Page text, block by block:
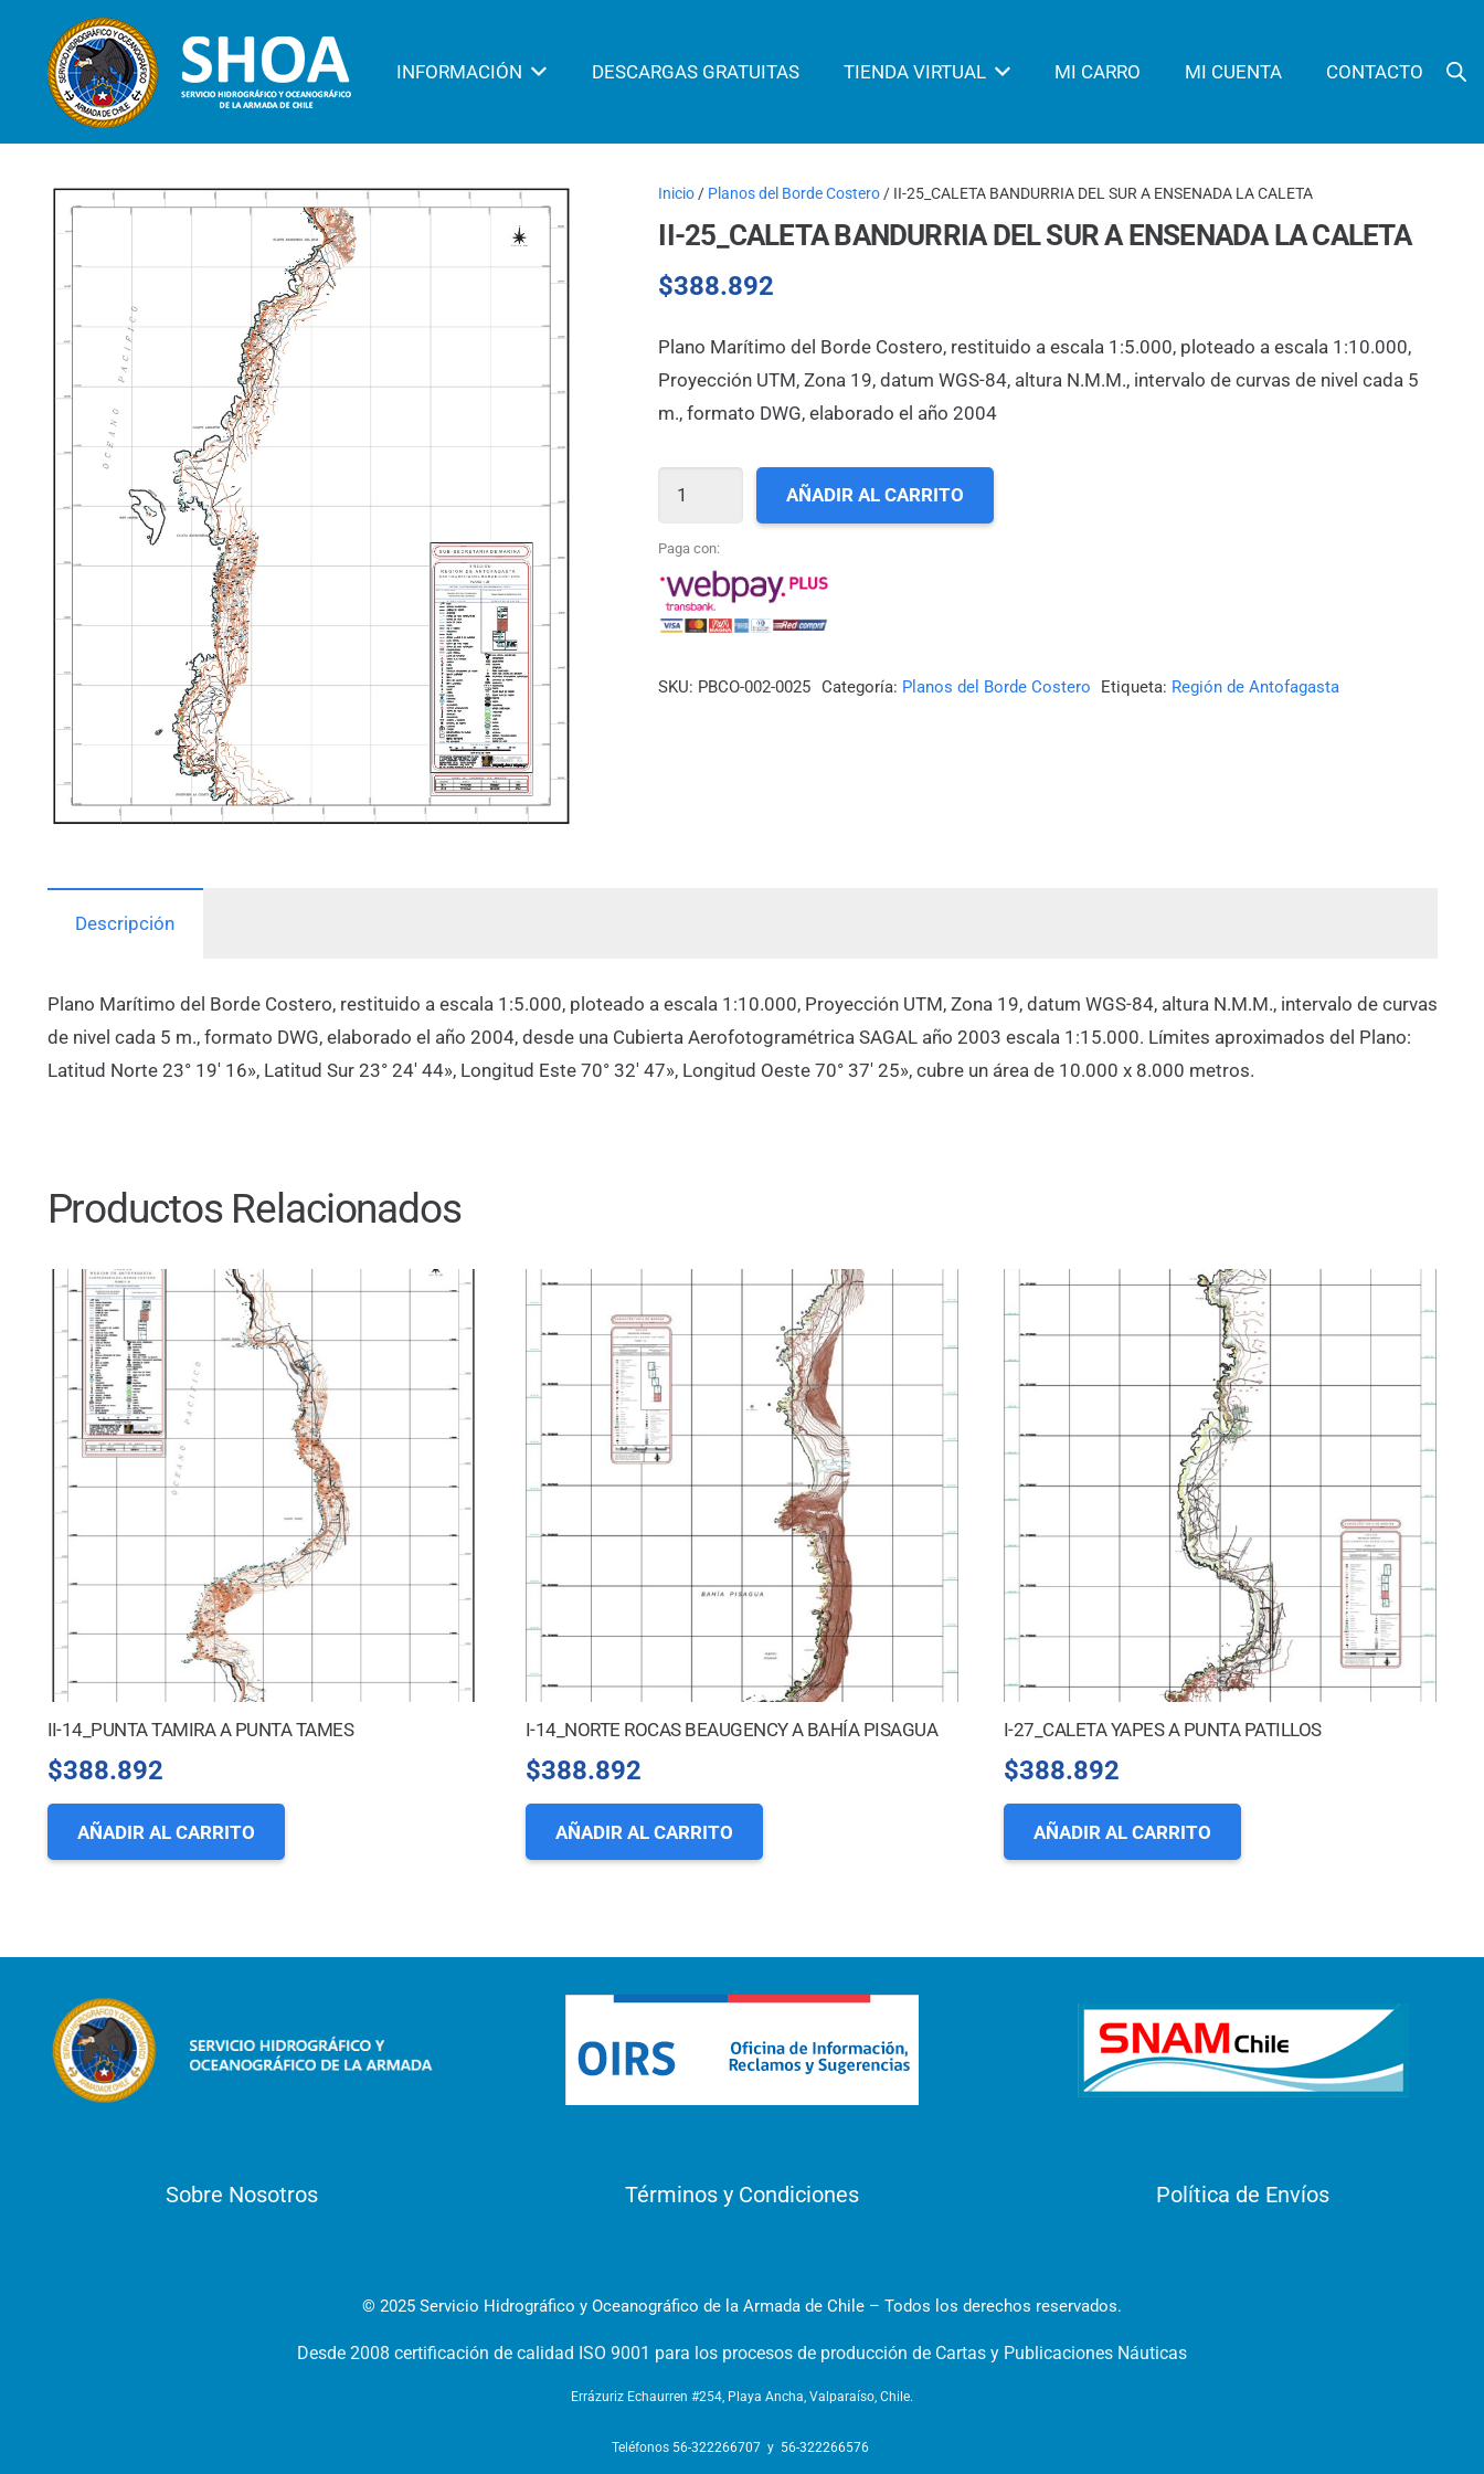
INFORMACIÓN DESCARGAS GRATUITAS TIENDA VIRTUAL MI CARRO MI CUENTA CONTACTO
Inicio / Planos del Borde Costero / II-25_CALETA BANDURRIA DEL SUR A ENSENADA LA CALETA
II-25_CALETA BANDURRIA DEL SUR A ENSENADA LA CALETA
$388.892
Plano Marítimo del Borde Costero, restituido a escala 1:5.000, ploteado a escala 1:10.000,
Proyección UTM, Zona 19, datum WGS-84, altura N.M.M., intervalo de curvas de nivel cada 5
m., formato DWG, elaborado el año 2004
BANDURRIA
DEL
SUR
ENSENADA
AÑADIR AL CARRITO
Paga con:
SKU: PBCO-002-0025 Categoría: Planos del Borde Costero Etiqueta: Región de Antofagasta
Descripción
Plano Marítimo del Borde Costero, restituido a escala 1:5.000, ploteado a escala 1:10.000, Proyección UTM, Zona 19, datum WGS-84, altura N.M.M., intervalo de curvas
de nivel cada 5 m., formato DWG, elaborado el año 2004, desde una Cubierta Aerofotogramétrica SAGAL año 2003 escala 1:15.000. Límites aproximados del Plano:
Latitud Norte 23° 19′ 16», Latitud Sur 23° 24′ 44», Longitud Este 70° 32′ 47», Longitud Oeste 70° 37′ 25», cubre un área de 10.000 x 8.000 metros.
Productos Relacionados
II-14_PUNTA TAMIRA A PUNTA TAMES
$388.892
AÑADIR AL CARRITO
I-14_NORTE ROCAS BEAUGENCY A BAHÍA PISAGUA
$388.892
AÑADIR AL CARRITO
I-27_CALETA YAPES A PUNTA PATILLOS
$388.892
AÑADIR AL CARRITO
Sobre Nosotros Términos y Condiciones Política de Envíos
© 2025 Servicio Hidrográfico y Oceanográfico de la Armada de Chile – Todos los derechos reservados.
Desde 2008 certificación de calidad ISO 9001 para los procesos de producción de Cartas y Publicaciones Náuticas
Errázuriz Echaurren #254, Playa Ancha, Valparaíso, Chile.
Teléfonos 56-322266707 y 56-322266576